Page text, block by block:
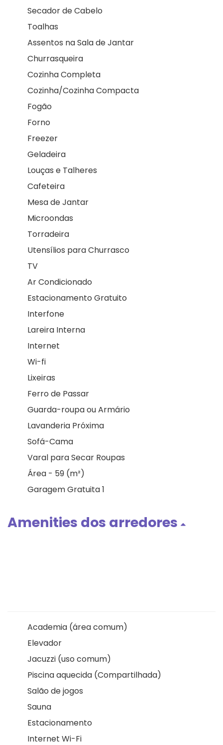
Secador de Cabelo
Toalhas
Assentos na Sala de Jantar
Churrasqueira
Cozinha Completa
Cozinha/Cozinha Compacta
Fogão
Forno
Freezer
Geladeira
Louças e Talheres
Cafeteira
Mesa de Jantar
Microondas
Torradeira
Utensílios para Churrasco
TV
Ar Condicionado
Estacionamento Gratuito
Interfone
Lareira Interna
Internet
Wi-fi
Lixeiras
Ferro de Passar
Guarda-roupa ou Armário
Lavanderia Próxima
Sofá-Cama
Varal para Secar Roupas
Área - 59 (m²)
Garagem Gratuita 1
Amenities dos arredores
Academia (área comum)
Elevador
Jacuzzi (uso comum)
Piscina aquecida (Compartilhada)
Salão de jogos
Sauna
Estacionamento
Internet Wi-Fi